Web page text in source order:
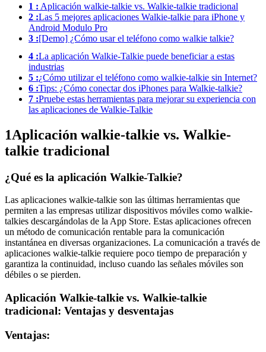
1 : Aplicación walkie-talkie vs. Walkie-talkie tradicional
2 :Las 5 mejores aplicaciones Walkie-talkie para iPhone y
Android Modulo Pro
3 :[Demo] ¿Cómo usar el teléfono como walkie talkie?
4 :La aplicación Walkie-Talkie puede beneficiar a estas
industrias
5 :¿Cómo utilizar el teléfono como walkie-talkie sin Internet?
6 :Tips: ¿Cómo conectar dos iPhones para Walkie-talkie?
7 :Pruebe estas herramientas para mejorar su experiencia con
las aplicaciones de Walkie-Talkie
1Aplicación walkie-talkie vs. Walkie-
talkie tradicional
¿Qué es la aplicación Walkie-Talkie?
Las aplicaciones walkie-talkie son las últimas herramientas que
permiten a las empresas utilizar dispositivos móviles como walkie-
talkies descargándolas de la App Store. Estas aplicaciones ofrecen
un método de comunicación rentable para la comunicación
instantánea en diversas organizaciones. La comunicación a través de
aplicaciones walkie-talkie requiere poco tiempo de preparación y
garantiza la continuidad, incluso cuando las señales móviles son
débiles o se pierden.
Aplicación Walkie-talkie vs. Walkie-talkie
tradicional: Ventajas y desventajas
Ventajas: